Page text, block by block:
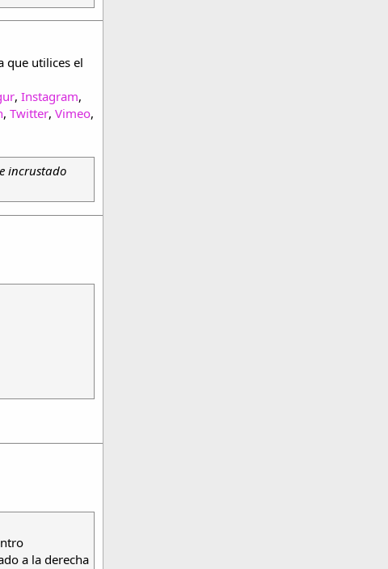
que utilices el
, Instagram,
, Twitter, Vimeo,
incrustado
a la derecha​